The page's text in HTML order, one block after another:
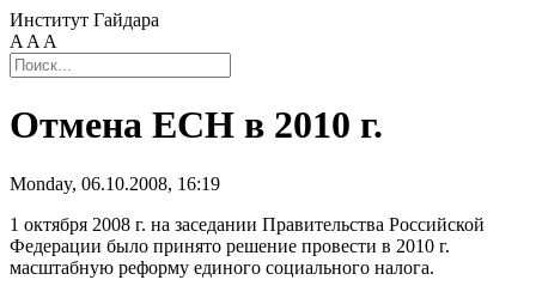
Институт Гайдара
A A A
Отмена ЕСН в 2010 г.
Monday, 06.10.2008, 16:19
1 октября 2008 г. на заседании Правительства Российской
Федерации было принято решение провести в 2010 г.
масштабную реформу единого социального налога.